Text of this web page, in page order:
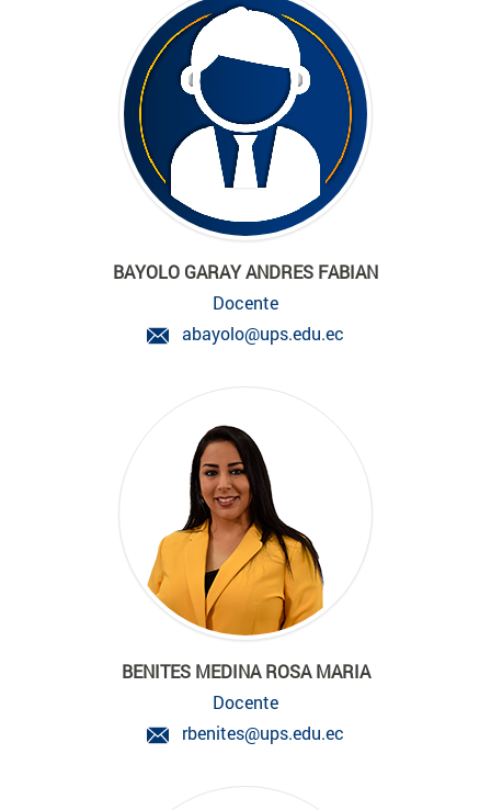
BAYOLO GARAY ANDRES FABIAN
Docente
abayolo@ups.edu.ec
BENITES MEDINA ROSA MARIA
Docente
rbenites@ups.edu.ec